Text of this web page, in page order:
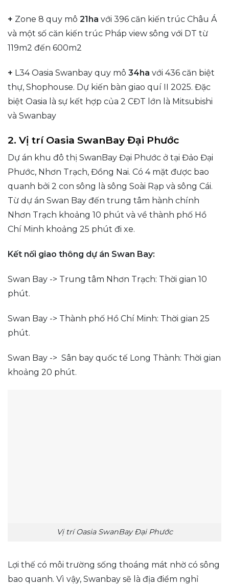
+ Zone 8 quy mô 21ha với 396 căn kiến trúc Châu Á
và một số căn kiến trúc Pháp view sông với DT từ
119m2 đến 600m2
+ L34 Oasia Swanbay quy mô 34ha với 436 căn biệt
thự, Shophouse. Dự kiến bàn giao quí II 2025. Đặc
biệt Oasia là sự kết hợp của 2 CĐT lớn là Mitsubishi
và Swanbay
2. Vị trí Oasia SwanBay Đại Phước
Dự án khu đô thị SwanBay Đại Phước ở tại Đảo Đại
Phước, Nhơn Trạch, Đồng Nai. Có 4 mặt được bao
quanh bởi 2 con sông là sông Soài Rạp và sông Cái.
Từ dự án Swan Bay đến trung tâm hành chính
Nhơn Trạch khoảng 10 phút và về thành phố Hồ
Chí Minh khoảng 25 phút đi xe.
Kết nối giao thông dự án Swan Bay:
Swan Bay -> Trung tâm Nhơn Trạch: Thời gian 10
phút.
Swan Bay -> Thành phố Hồ Chí Minh: Thời gian 25
phút.
Swan Bay -> Sân bay quốc tế Long Thành: Thời gian
khoảng 20 phút.
Vị trí Oasia SwanBay Đại Phước
Lợi thế có môi trường sống thoáng mát nhờ có sông
bao quanh. Vì vậy, Swanbay sẽ là địa điểm nghỉ